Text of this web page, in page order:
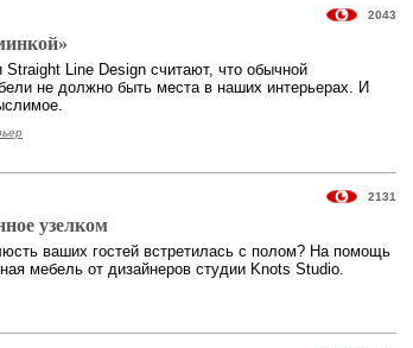
2043
Straight Line Design считают, что обычной
не должно быть места в наших интерьерах. И
2131
узелком
ваших гостей встретилась с полом? На помощь
мебель от дизайнеров студии Knots Studio.